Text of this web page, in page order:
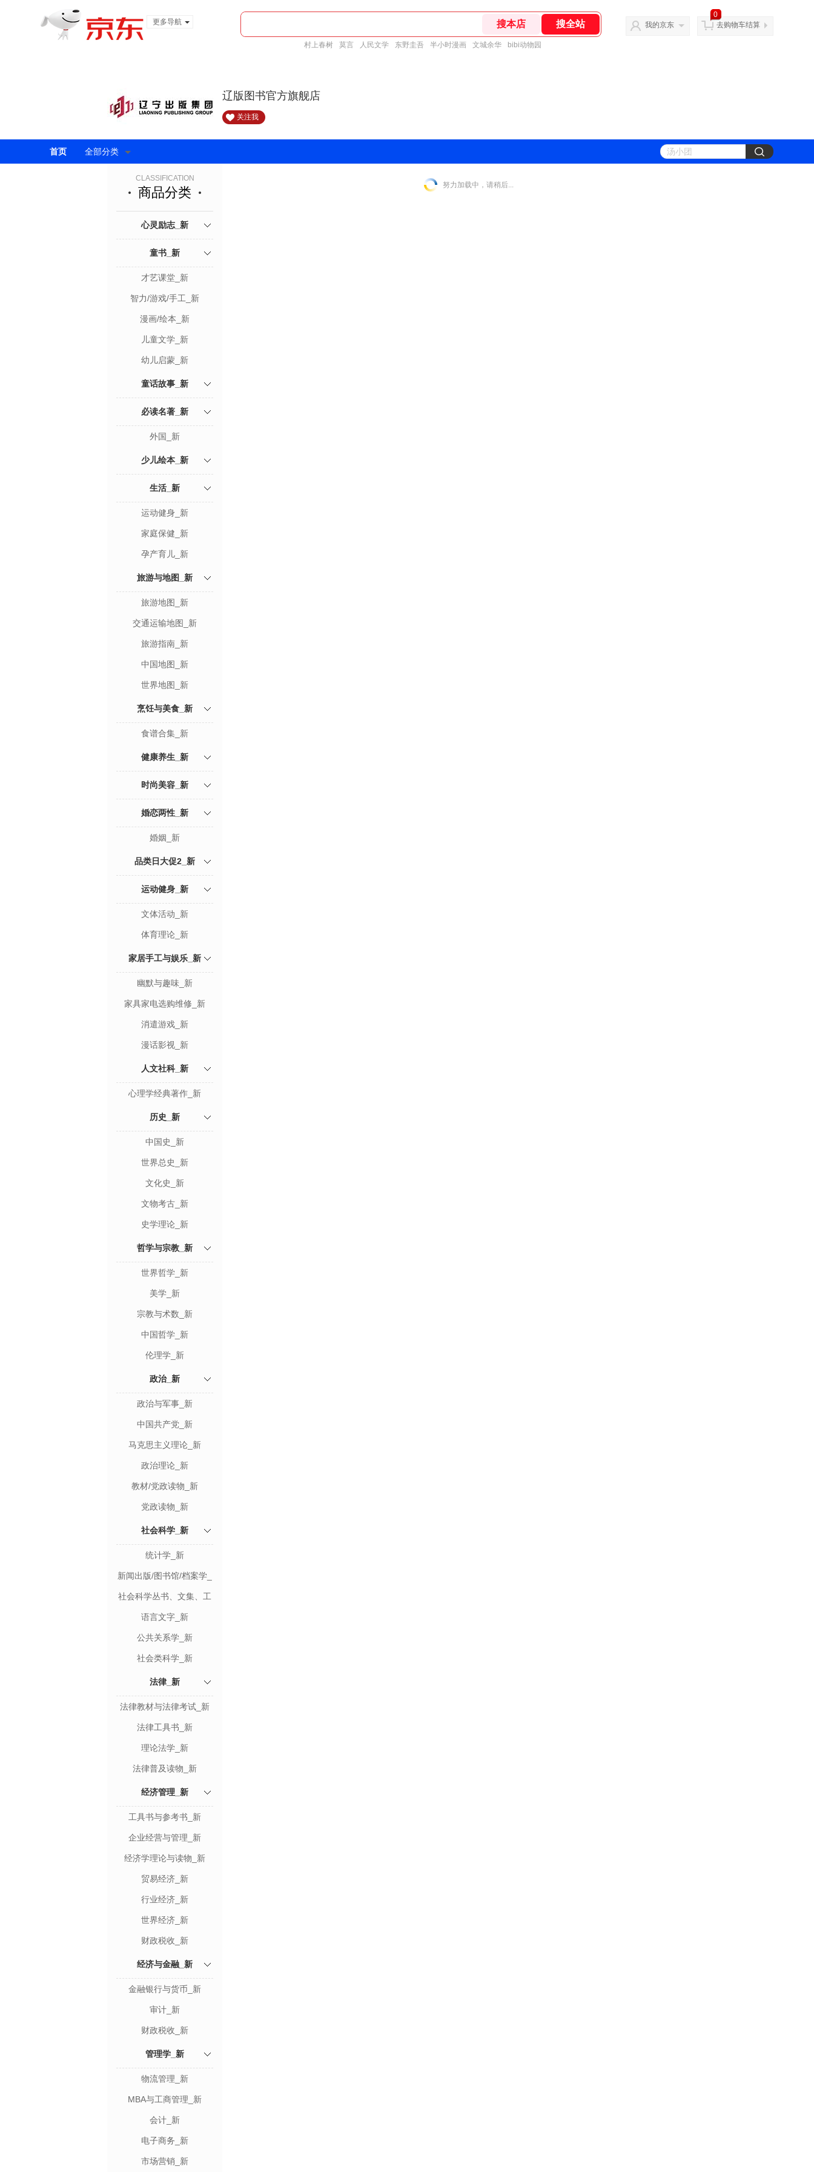
更多导航
村上春树 莫言 人民文学 东野圭吾 半小时漫画 文城余华 bibi动物园
我的京东
0
去购物车结算
辽版图书官方旗舰店
关注我
首页 全部分类
CLASSIFICATION
商品分类
心灵励志_新
童书_新
才艺课堂_新
智力/游戏/手工_新
漫画/绘本_新
儿童文学_新
幼儿启蒙_新
童话故事_新
必读名著_新
外国_新
少儿绘本_新
生活_新
运动健身_新
家庭保健_新
孕产育儿_新
旅游与地图_新
旅游地图_新
交通运输地图_新
旅游指南_新
中国地图_新
世界地图_新
烹饪与美食_新
食谱合集_新
健康养生_新
时尚美容_新
婚恋两性_新
婚姻_新
品类日大促2_新
运动健身_新
文体活动_新
体育理论_新
家居手工与娱乐_新
幽默与趣味_新
家具家电选购维修_新
消遣游戏_新
漫话影视_新
人文社科_新
心理学经典著作_新
历史_新
中国史_新
世界总史_新
文化史_新
文物考古_新
史学理论_新
哲学与宗教_新
世界哲学_新
美学_新
宗教与术数_新
中国哲学_新
伦理学_新
政治_新
政治与军事_新
中国共产党_新
马克思主义理论_新
政治理论_新
教材/党政读物_新
党政读物_新
社会科学_新
统计学_新
新闻出版/图书馆/档案学_
新
社会科学丛书、文集、工
具书_新
语言文字_新
公共关系学_新
社会类科学_新
法律_新
法律教材与法律考试_新
法律工具书_新
理论法学_新
法律普及读物_新
经济管理_新
工具书与参考书_新
企业经营与管理_新
经济学理论与读物_新
贸易经济_新
行业经济_新
世界经济_新
财政税收_新
经济与金融_新
金融银行与货币_新
审计_新
财政税收_新
管理学_新
物流管理_新
MBA与工商管理_新
会计_新
电子商务_新
市场营销_新
努力加载中，请稍后...